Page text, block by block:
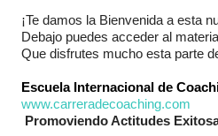
¡Te damos la Bienvenida a esta
Debajo puedes acceder al
Que disfrutes mucho esta parte
Escuela Internacional de
www.carreradecoaching.com
Promoviendo Actitudes